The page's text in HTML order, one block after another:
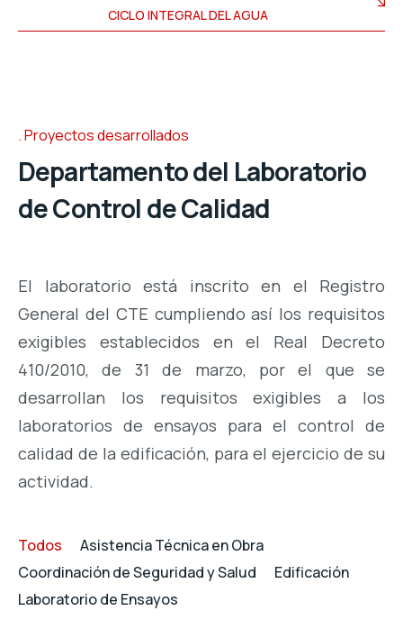
CICLO INTEGRAL DEL AGUA
Proyectos desarrollados
Departamento del Laboratorio
de Control de Calidad
El laboratorio está inscrito en el Registro
General del CTE cumpliendo así los requisitos
exigibles establecidos en el Real Decreto
410/2010, de 31 de marzo, por el que se
desarrollan los requisitos exigibles a los
laboratorios de ensayos para el control de
calidad de la edificación, para el ejercicio de su
actividad.
Todos
Asistencia Técnica en Obra
Coordinación de Seguridad y Salud
Edificación
Laboratorio de Ensayos